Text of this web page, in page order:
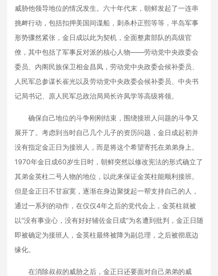
威胁他领导地位的情况发生。六十年代末，朝鲜发起了一连串
挑衅行动，包括扣押美国间谍船，刺杀朴正熙等等，半岛军事
形势骤然紧张，金日成以此为契机，全面整肃部队的高级官
僚，其中包括了军事反对派的核心人物——劳动党中央政委会
委员、内阁民族保卫相金昌凤，劳动党中央政委会候补委员、
人民军总参谋长崔光以及劳动党中央政委会候补委员、中央书
记局书记、原人民军总政治局局长许凤学等高级将领。
确保自己地位的斗争刚刚结束，围绕接班人问题的斗争又
展开了。考虑到当时自己几个儿子的资历问题，金日成起初并
没有指定金正日为接班人，而是将这个希望寄托在弟弟身上。
1970年金日成60岁生日时，朝鲜突然以修改宪法的形式确立了
其弟金英柱二号人物的地位，以此来保证金英柱能顺利接班。
但是金正日不甘寂寞，逐渐在身边聚拢起一帮支持自己的人，
通过一系列的动作，在仅仅4年之后的党代会上，金英柱就被
以“没有事业心，没有好好辅佐金日成”为名遭到批判，金正日随
即被确定为接班人，金英柱最终被降为副总理，之后被彻底边
缘化。
在消除叔叔的威胁之后，金正日还要面对自己弟弟的威